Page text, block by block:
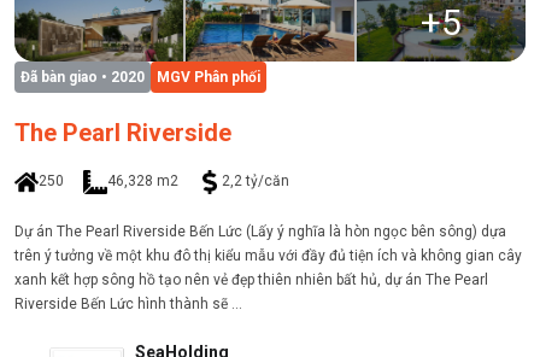
+5
Đã bàn giao • 2020 MGV Phân phối
The Pearl Riverside
250 46,328 m2 2,2 tỷ/căn
Dự án The Pearl Riverside Bến Lức (Lấy ý nghĩa là hòn ngọc bên sông) dựa
trên ý tưởng về một khu đô thị kiểu mẫu với đầy đủ tiện ích và không gian cây
xanh kết hợp sông hồ tạo nên vẻ đẹp thiên nhiên bất hủ, dự án The Pearl
Riverside Bến Lức hình thành sẽ ...
SeaHolding